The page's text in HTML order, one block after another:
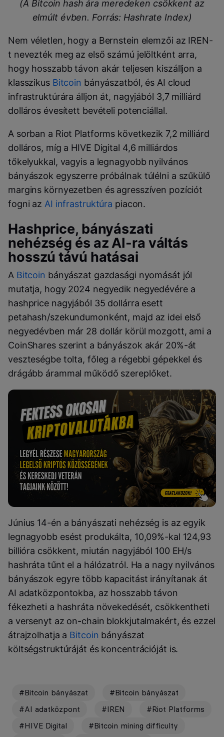
(A Bitcoin hash ára meredeken csökkent az
elmúlt évben. Forrás: Hashrate Index)
Nem véletlen, hogy a Bernstein elemzői az IREN-
t nevezték meg az első számú jelöltként arra,
hogy hosszabb távon akár teljesen kiszálljon a
klasszikus Bitcoin bányászatból, és AI cloud
infrastruktúrára álljon át, nagyjából 3,7 milliárd
dolláros évesített bevételi potenciállal.
A sorban a Riot Platforms következik 7,2 milliárd
dolláros, míg a HIVE Digital 4,6 milliárdos
tőkelyukkal, vagyis a legnagyobb nyilvános
bányászok egyszerre próbálnak túlélni a szűkülő
margins környezetben és agresszíven pozíciót
fogni az AI infrastruktúra piacon.
Hashprice, bányászati
nehézség és az AI-ra váltás
hosszú távú hatásai
A Bitcoin bányászat gazdasági nyomását jól
mutatja, hogy 2024 negyedik negyedévére a
hashprice nagyjából 35 dollárra esett
petahash/szekundumonként, majd az idei első
negyedévben már 28 dollár körül mozgott, ami a
CoinShares szerint a bányászok akár 20%-át
veszteségbe tolta, főleg a régebbi gépekkel és
drágább árammal működő szereplőket.
Június 14-én a bányászati nehézség is az egyik
legnagyobb esést produkálta, 10,09%-kal 124,93
billióra csökkent, miután nagyjából 100 EH/s
hashráta tűnt el a hálózatról. Ha a nagy nyilvános
bányászok egyre több kapacitást irányítanak át
AI adatközpontokba, az hosszabb távon
fékezheti a hashráta növekedését, csökkentheti
a versenyt az on-chain blokkjutalmakért, és ezzel
átrajzolhatja a Bitcoin bányászat
költségstruktúráját és koncentrációját is.
#Bitcoin bányászat
#Bitcoin bányászat
#AI adatközpont
#IREN
#Riot Platforms
#HIVE Digital
#Bitcoin mining difficulty